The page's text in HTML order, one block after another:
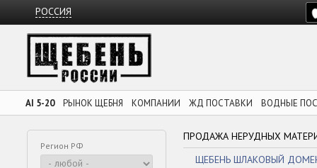
РОССИЯ
AI 5-20 РЫНОК ЩЕБНЯ КОМПАНИИ ЖД ПОСТАВКИ ВОДНЫЕ
Регион РФ
ПРОДАЖА НЕРУДНЫХ
ЩЕБЕНЬ ШЛАКОВЫЙ